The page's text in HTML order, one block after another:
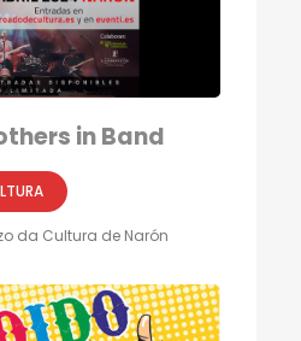
in Band
da Cultura de Narón